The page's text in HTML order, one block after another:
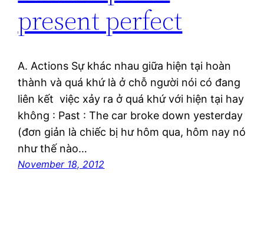
present perfect
A. Actions Sự khác nhau giữa hiện tại hoàn
thành và quá khứ là ở chỗ người nói có đang
liên kết việc xảy ra ở quá khứ với hiện tại hay
không : Past : The car broke down yesterday
(đơn giản là chiếc bị hư hôm qua, hôm nay nó
như thế nào…
November 18, 2012